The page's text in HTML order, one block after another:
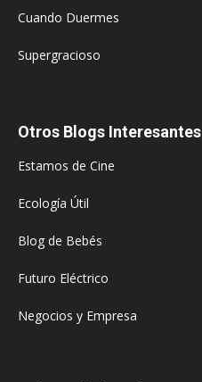
Cuando Duermes
Supergracioso
Otros Blogs Interesantes
Estamos de Cine
Ecología Útil
Blog de Bebés
Futuro Eléctrico
Negocios y Empresa